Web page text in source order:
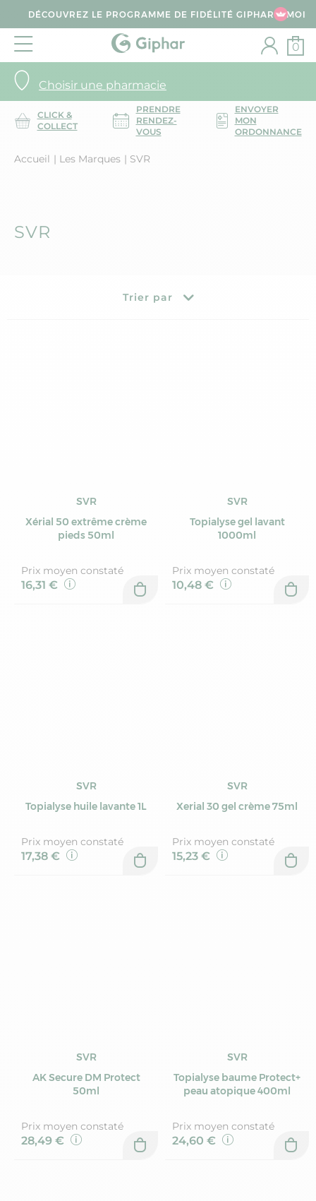
DÉCOUVREZ LE PROGRAMME DE FIDÉLITÉ GIPHAR & MOI
Choisir une pharmacie
0
CLICK &
COLLECT
PRENDRE
RENDEZ-
VOUS
ENVOYER
MON
ORDONNANCE
Accueil Les Marques SVR
SVR
Trier par
SVR
Xérial 50 extrême crème
pieds 50ml
Prix moyen constaté
16,31 €
SVR
Topialyse gel lavant
1000ml
Prix moyen constaté
10,48 €
SVR
Topialyse huile lavante 1L
Prix moyen constaté
17,38 €
SVR
Xerial 30 gel crème 75ml
Prix moyen constaté
15,23 €
SVR
AK Secure DM Protect
50ml
Prix moyen constaté
28,49 €
SVR
Topialyse baume Protect+
peau atopique 400ml
Prix moyen constaté
24,60 €